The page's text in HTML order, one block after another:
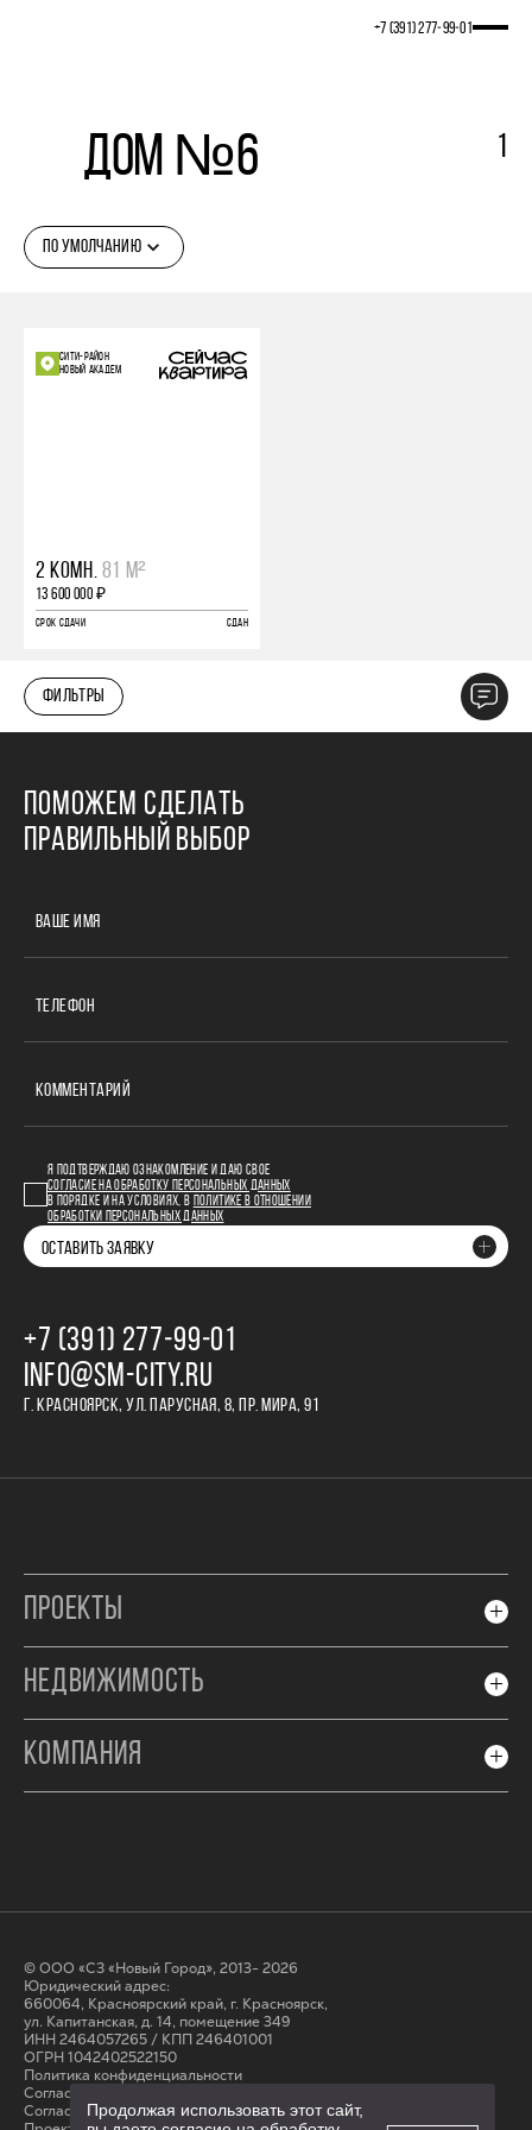
+7 (391) 277‒99‒01
Дом №6 1
ФИЛЬТРЫ
ПО УМОЛЧАНИЮ
СИТИ-РАЙОН
НОВЫЙ АКАДЕМ
2 КОМН. 81 М²
13 600 000 ₽
СРОК СДАЧИ СДАН
ПОМОЖЕМ СДЕЛАТЬ
ПРАВИЛЬНЫЙ ВЫБОР
ВАШЕ ИМЯ
ТЕЛЕФОН
КОММЕНТАРИЙ
Я ПОДТВЕРЖДАЮ ОЗНАКОМЛЕНИЕ И ДАЮ СВОЕ
СОГЛАСИЕ НА ОБРАБОТКУ ПЕРСОНАЛЬНЫХ ДАННЫХ
В ПОРЯДКЕ И НА УСЛОВИЯХ, В
ПОЛИТИКЕ В ОТНОШЕНИИ
ОБРАБОТКИ ПЕРСОНАЛЬНЫХ ДАННЫХ
ОСТАВИТЬ ЗАЯВКУ
+7 (391) 277‒99‒01
INFO@SM-CITY.RU
Г. КРАСНОЯРСК, УЛ. ПАРУСНАЯ, 8, ПР. МИРА, 91
ПРОЕКТЫ
НЕДВИЖИМОСТЬ
КОМПАНИЯ
© ООО «СЗ «Новый Город», 2013- 2026
Юридический адрес:
660064, Красноярский край, г. Красноярск,
ул. Капитанская, д. 14, помещение 349
ИНН 2464057265 / КПП 246401001
ОГРН 1042402522150
Политика конфиденциальности
Согласие на обработку персональных данных
Cогласие на получение рассылки
Продолжая использовать этот сайт,